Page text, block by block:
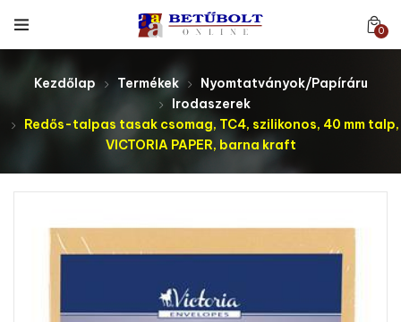
0
Kezdőlap Termékek
Nyomtatványok/Papíráru
Irodaszerek
Redős-talpas tasak csomag, TC4, szilikonos, 40 mm talp,
VICTORIA PAPER, barna kraft